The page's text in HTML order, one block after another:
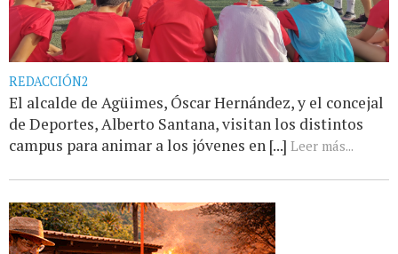
REDACCIÓN2
El alcalde de Agüimes, Óscar Hernández, y el concejal
de Deportes, Alberto Santana, visitan los distintos
campus para animar a los jóvenes en [...] Leer más...